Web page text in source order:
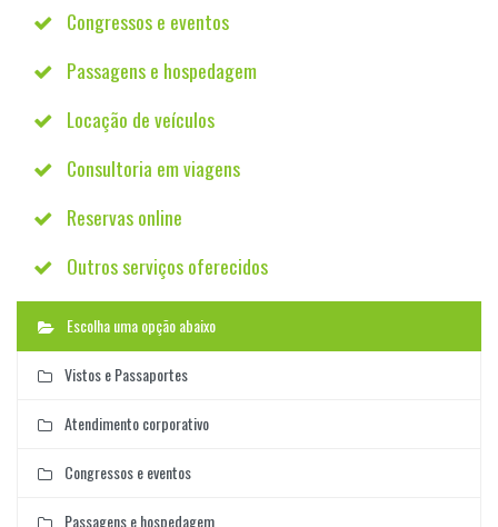
Congressos e eventos
Passagens e hospedagem
Locação de veículos
Consultoria em viagens
Reservas online
Outros serviços oferecidos
Escolha uma opção abaixo
Vistos e Passaportes
Atendimento corporativo
Congressos e eventos
Passagens e hospedagem